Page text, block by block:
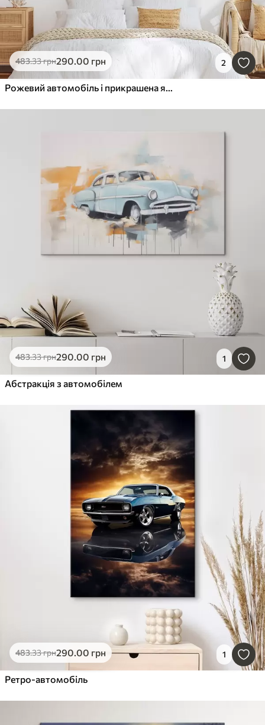
483.33грн290.00 грн 2
Рожевий автомобіль і прикрашена ялинка біля будинку
483.33грн290.00 грн 1
Абстракція з автомобілем
483.33грн290.00 грн 1
Ретро-автомобіль